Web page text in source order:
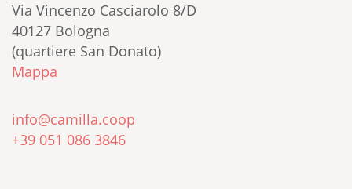
Via Vincenzo Casciarolo 8/D
40127 Bologna
(quartiere San Donato)
Mappa
info@camilla.coop
+39 051 086 3846